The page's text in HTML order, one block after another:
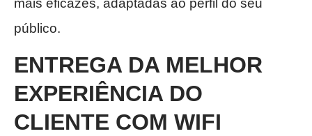
público.
ENTREGA DA MELHOR
EXPERIÊNCIA DO
CLIENTE COM WIFI